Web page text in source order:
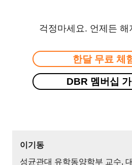
걱정마세요. 언제든 해
한달 무료 체
DBR 멤버십 가
이기동
성균관대 유학동양학부 교수,